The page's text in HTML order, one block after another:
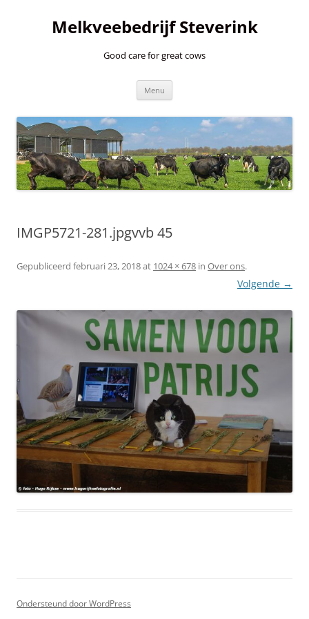
Melkveebedrijf Steverink
Good care for great cows
Menu
IMGP5721-281.jpgvvb 45
Gepubliceerd februari 23, 2018at 1024 × 678 in Over ons.
Volgende →
Ondersteund door WordPress